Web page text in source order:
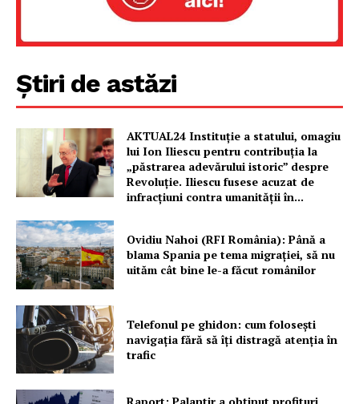
Știri de astăzi
AKTUAL24 Instituție a statului, omagiu
lui Ion Iliescu pentru contribuția la
„păstrarea adevărului istoric” despre
Revoluție. Iliescu fusese acuzat de
infracțiuni contra umanității în...
Ovidiu Nahoi (RFI România): Până a
blama Spania pe tema migrației, să nu
uităm cât bine le-a făcut românilor
Telefonul pe ghidon: cum folosești
navigația fără să îți distragă atenția în
trafic